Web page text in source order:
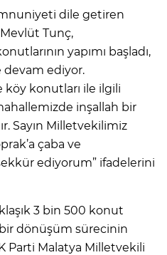
dile getiren
Tunç,
yapımı başladı,
devam ediyor.
köy konutları ile ilgili
inşallah bir
Sayın Milletvekilimiz
çaba ve
ediyorum” ifadelerini
3 bin 500 konut
dönüşüm sürecinin
Parti Malatya Milletvekili